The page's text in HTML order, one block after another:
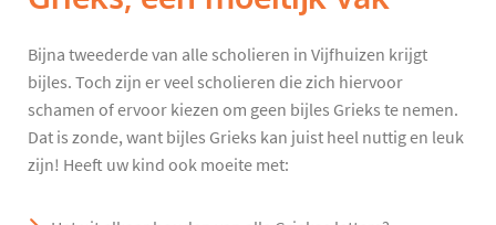
Bijna tweederde van alle scholieren in Vijfhuizen krijgt
bijles. Toch zijn er veel scholieren die zich hiervoor
schamen of ervoor kiezen om geen bijles Grieks te nemen.
Dat is zonde, want bijles Grieks kan juist heel nuttig en leuk
zijn! Heeft uw kind ook moeite met: